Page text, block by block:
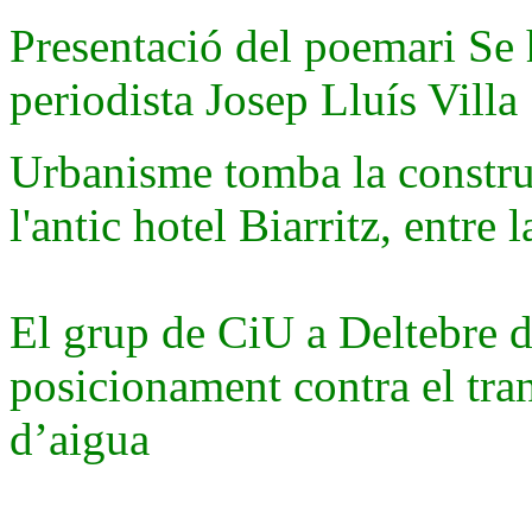
Presentació del poemari
periodista Josep Lluís Villa
Urbanisme tomba la
l'antic hotel Biarritz, entre
El grup de CiU a Deltebre
posicionament contra el
d’aigua